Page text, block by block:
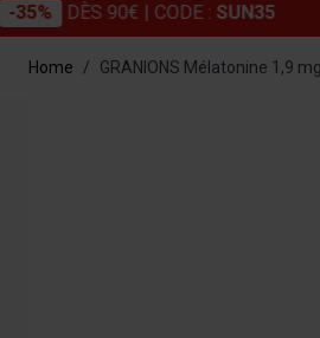
DÈS 90€| CODE :SUN35
Home / GRANIONS Mélatonine 1,9 mg